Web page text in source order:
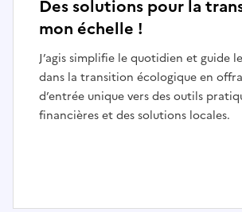
Des solutions pour la
mon échelle !
J’agis simplifie le quotidien et guide
dans la transition écologique en
d’entrée unique vers des outils
financières et des solutions locales.